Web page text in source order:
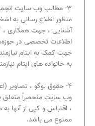
۳- مطالب وب سایت
منظور اطلاع رسانی به
آشنایی ، جهت همکاری
اطلاعات تخصصی در
جهت کمک به ایتام
به خانواده های ایتام
۴- حقوق لوگو ، تصاویر
وب سایت منحصراً متعلق
، اقتباس و کپی از آنها
ممنوع می باشد.